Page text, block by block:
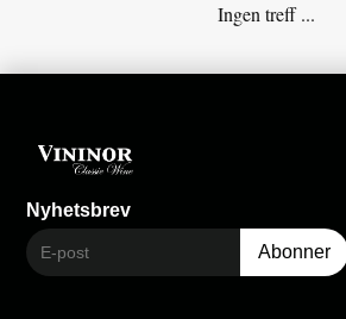
Ingen treff ...
Nyhetsbrev